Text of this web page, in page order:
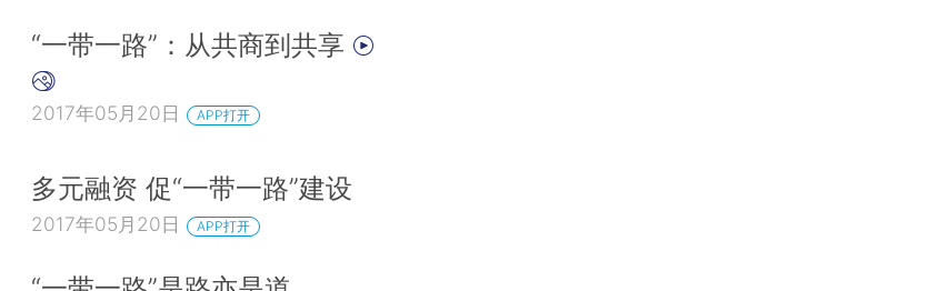
“一带一路”：从共商到共享
2017年05月20日 APP打开
多元融资 促“一带一路”建设
2017年05月20日 APP打开